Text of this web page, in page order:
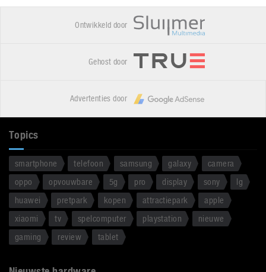
Ontwikkeld door
Gehost door
Advertenties door
Topics
smartphone telefoon samsung galaxy
camera
oppo
opvouwbare 5g pro display sony
lg
huawei
pretpark kopen attractiepark
apple
xiaomi
tv spelcomputer playstation
nieuwe
gaming
review tablet